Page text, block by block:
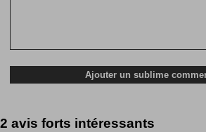
2 avis forts intéressants